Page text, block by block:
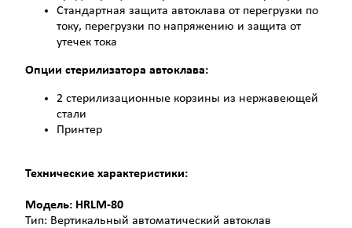
Стандартная защита автоклава от перегрузки по
току, перегрузки по напряжению и защита от
утечек тока
Опции стерилизатора автоклава:
2 стерилизационные корзины из нержавеющей
стали
Принтер
Технические характеристики:
Модель: HRLM-80
Тип: Вертикальный автоматический автоклав